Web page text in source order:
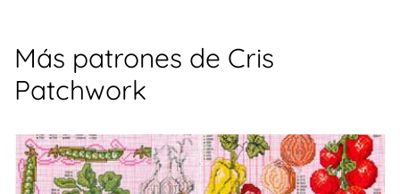
Más patrones de Cris
Patchwork